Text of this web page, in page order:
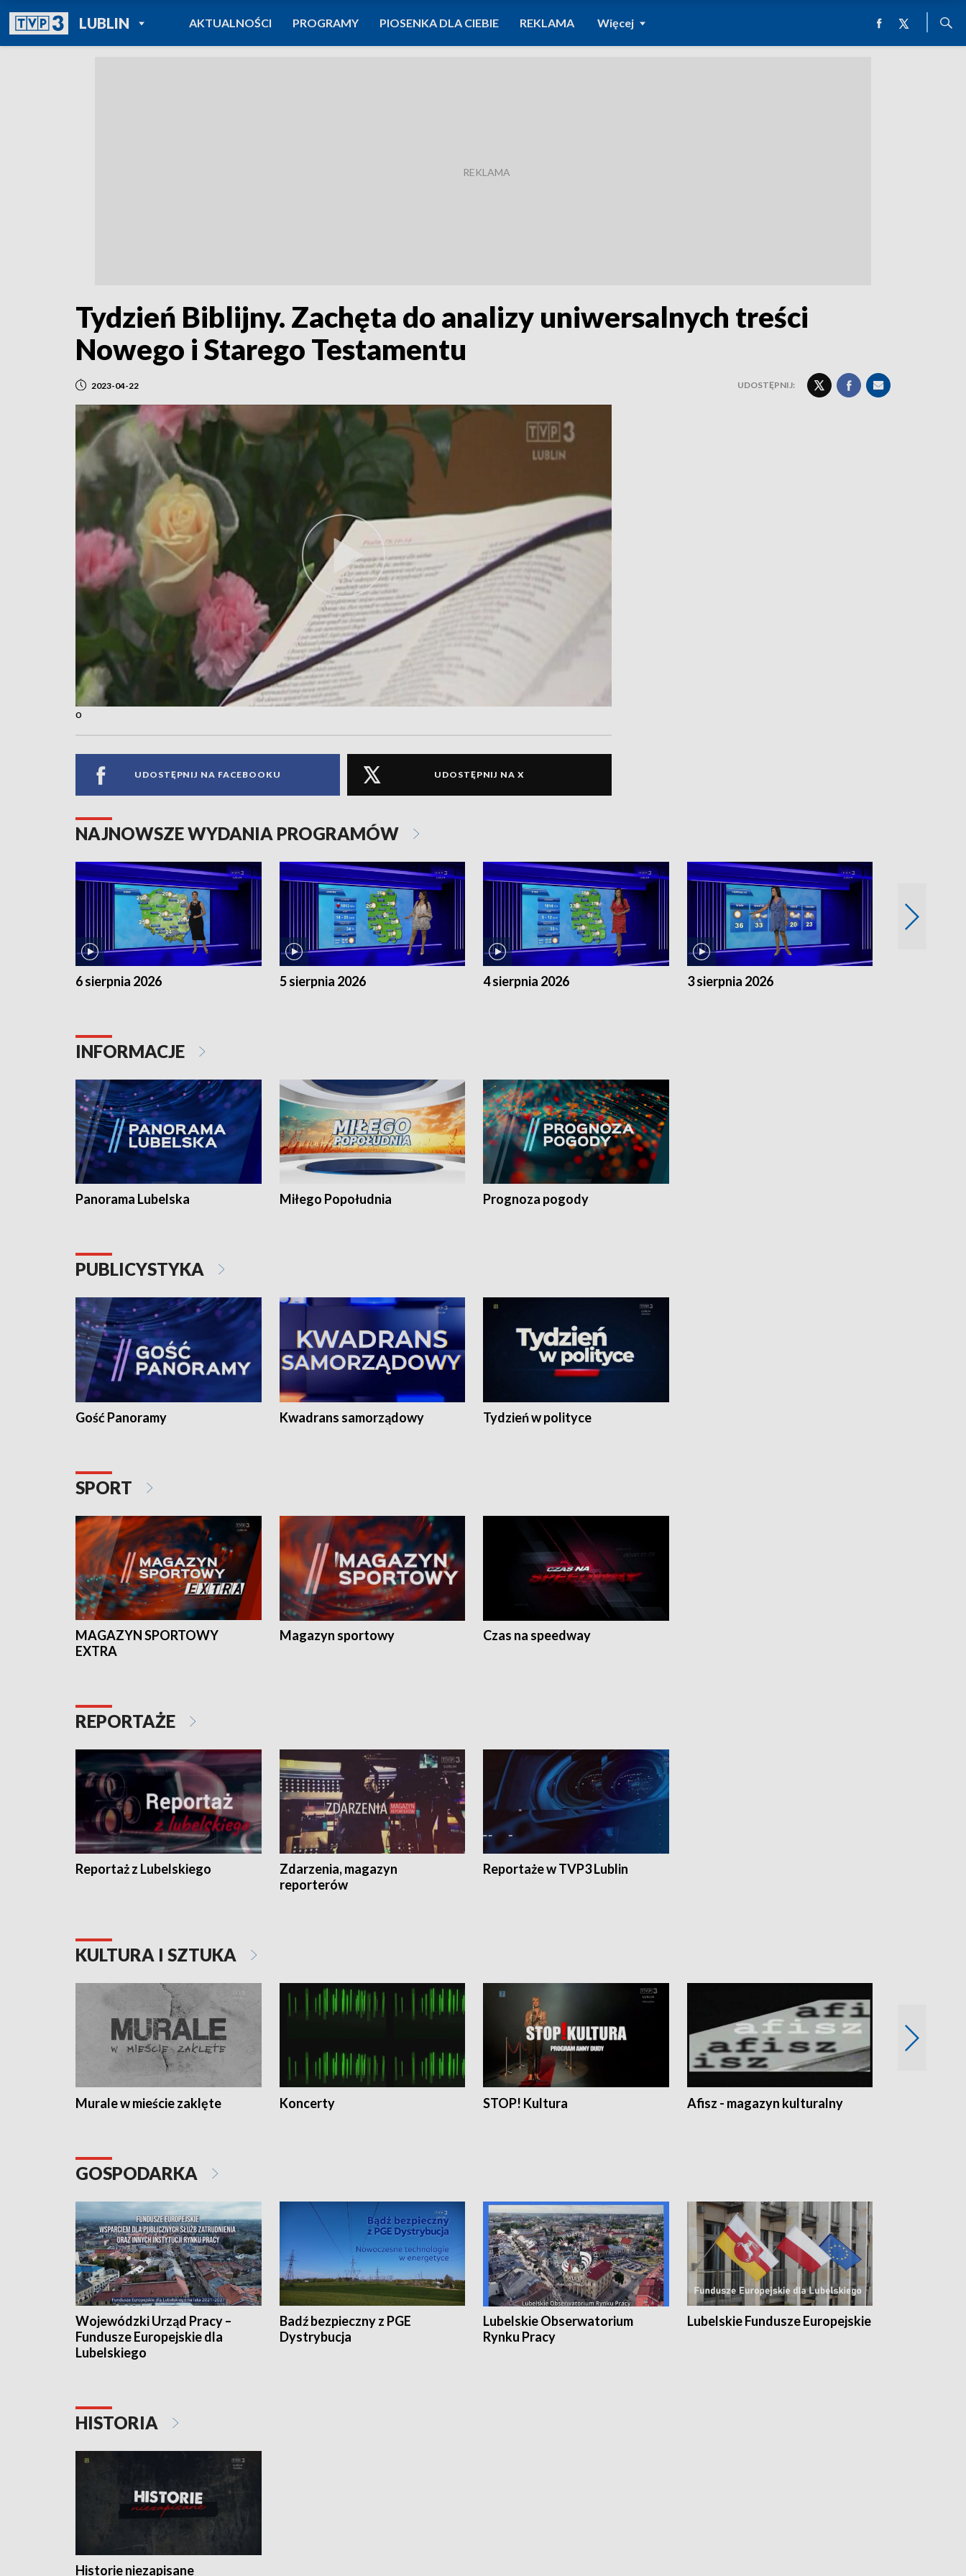
LUBLINPOWRÓT DO
TVP REGIONY
AKTUALNOŚCI PROGRAMY PIOSENKA DLA CIEBIE REKLAMA Więcej
Tydzień Biblijny. Zachęta do analizy uniwersalnych treści
Nowego i Starego Testamentu
2023-04-22 UDOSTĘPNIJ:
o
UDOSTĘPNIJ NA FACEBOOKU UDOSTĘPNIJ NA X
NAJNOWSZE WYDANIA PROGRAMÓW
6 sierpnia 2026 5 sierpnia 2026 4 sierpnia 2026 3 sierpnia 2026
INFORMACJE
Panorama Lubelska Miłego Popołudnia Prognoza pogody
PUBLICYSTYKA
Gość Panoramy Kwadrans samorządowy Tydzień w polityce
SPORT
MAGAZYN SPORTOWY
EXTRA
Magazyn sportowy Czas na speedway
REPORTAŻE
Reportaż z Lubelskiego
Zdarzenia, magazyn
reporterów
Reportaże w TVP3 Lublin
KULTURA I SZTUKA
Murale w mieście zaklęte Koncerty STOP! Kultura Afisz - magazyn kulturalny
GOSPODARKA
Wojewódzki Urząd Pracy –
Fundusze Europejskie dla
Lubelskiego
Badź bezpieczny z PGE
Dystrybucja
Lubelskie Obserwatorium
Rynku Pracy
Lubelskie Fundusze Europejskie
HISTORIA
Historie niezapisane